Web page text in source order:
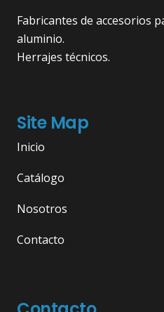
Fabricantes de accesorios
aluminio.
Herrajes técnicos.
Site Map
Inicio
Catálogo
Nosotros
Contacto